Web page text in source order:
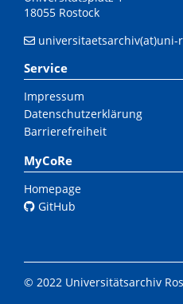
18055 Rostock
universitaetsarchiv(at)uni-
Service
Impressum
Datenschutzerklärung
Barrierefreiheit
MyCoRe
Homepage
GitHub
© 2022 Universitätsarchiv